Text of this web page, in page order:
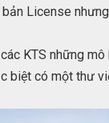
License
KTS những
biệt có một thư